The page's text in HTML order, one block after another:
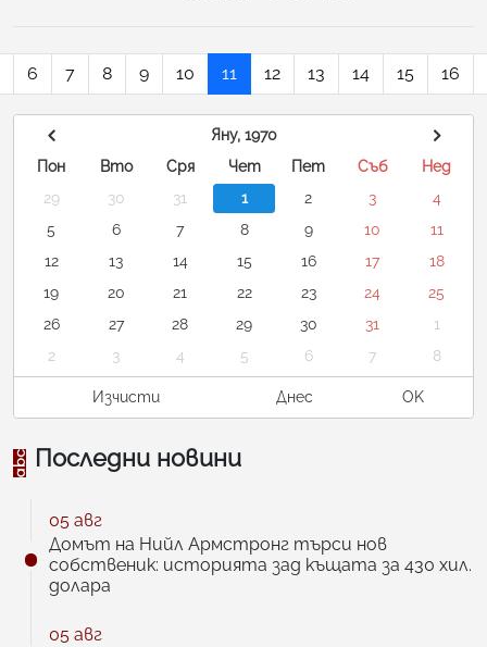
6 7 8 9 10 11 12 13 14 15 16
Яну, 1970
Пон
Вто Сря Чет Пет Съб
Нед
29
30 31 1 2 3
4
5
6 7 8 9 10
11
12
13 14 15 16 17
18
19
20 21 22 23 24
25
26
27 28 29 30 31
1
2
3 4 5 6 7 8
Изчисти Днес OK
Последни новини
05 авг
Домът на Нийл Армстронг търси нов
собственик: историята зад къщата за 430 хил.
долара
05 авг